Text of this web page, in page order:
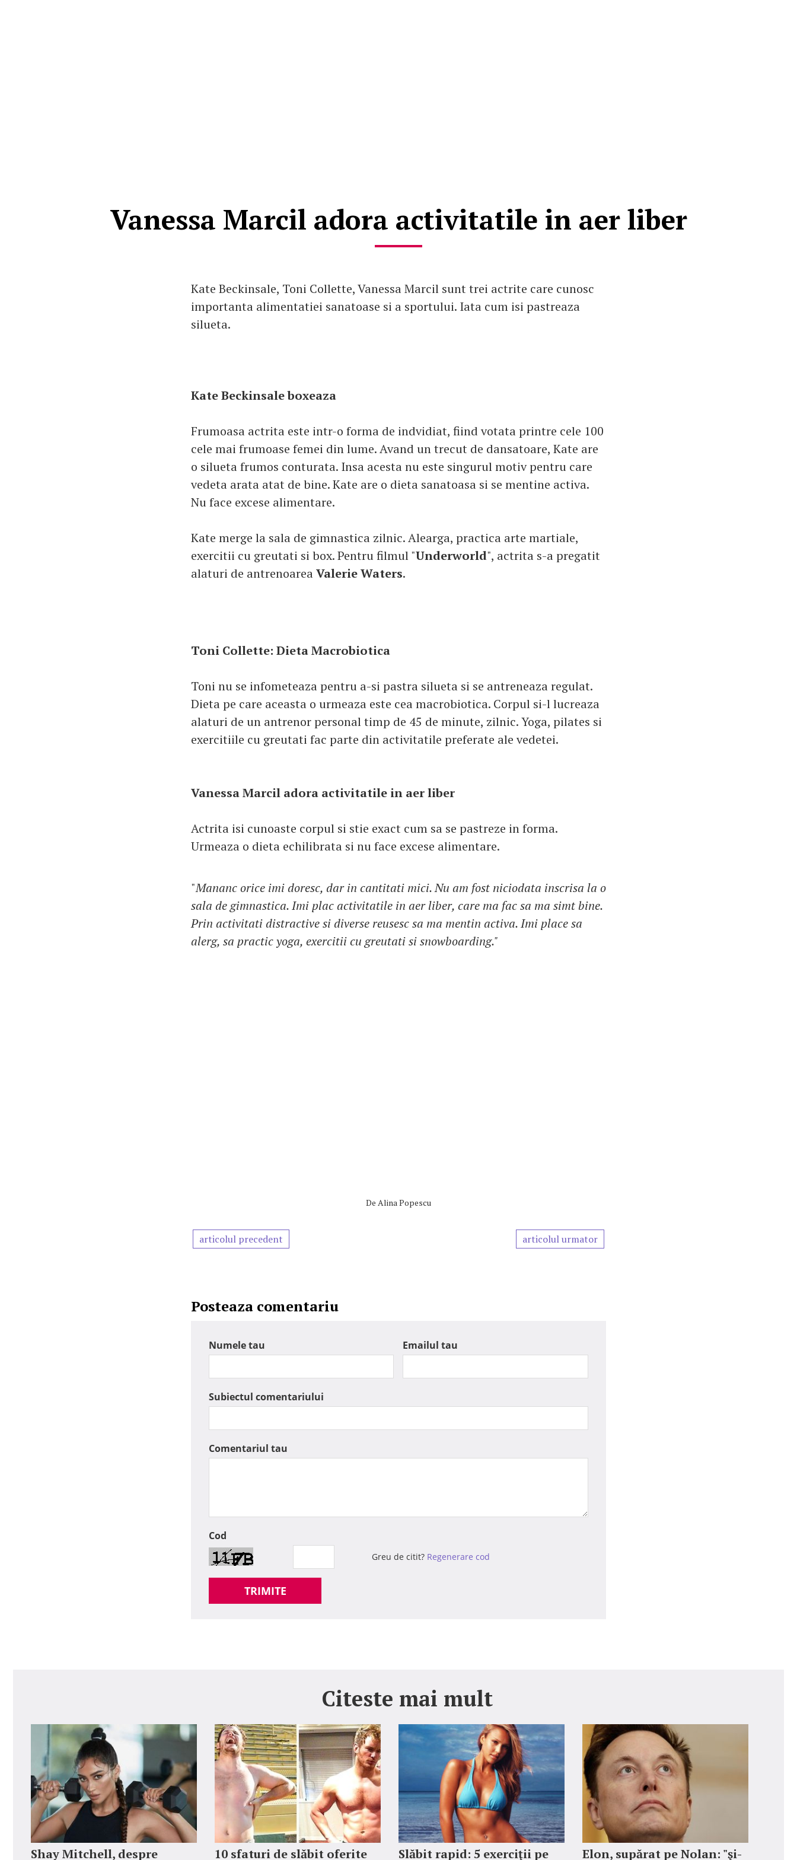
Vanessa Marcil adora activitatile in aer liber
Kate Beckinsale, Toni Collette, Vanessa Marcil sunt trei actrite care cunosc
importanta alimentatiei sanatoase si a sportului. Iata cum isi pastreaza
silueta.
Kate Beckinsale boxeaza
Frumoasa actrita este intr-o forma de indvidiat, fiind votata printre cele 100
cele mai frumoase femei din lume. Avand un trecut de dansatoare, Kate are
o silueta frumos conturata. Insa acesta nu este singurul motiv pentru care
vedeta arata atat de bine. Kate are o dieta sanatoasa si se mentine activa.
Nu face excese alimentare.
Kate merge la sala de gimnastica zilnic. Alearga, practica arte martiale,
exercitii cu greutati si box. Pentru filmul "Underworld", actrita s-a pregatit
alaturi de antrenoareaValerie Waters.
Toni Collette: Dieta Macrobiotica
Toni nu se infometeaza pentru a-si pastra silueta si se antreneaza regulat.
Dieta pe care aceasta o urmeaza este cea macrobiotica. Corpul si-l lucreaza
alaturi de un antrenor personal timp de 45 de minute, zilnic. Yoga, pilates si
exercitiile cu greutati fac parte din activitatile preferate ale vedetei.
Vanessa Marcil adora activitatile in aer liber
Actrita isi cunoaste corpul si stie exact cum sa se pastreze in forma.
Urmeaza o dieta echilibrata si nu face excese alimentare.
"Mananc orice imi doresc, dar in cantitati mici. Nu am fost niciodata inscrisa la o
sala de gimnastica. Imi plac activitatile in aer liber, care ma fac sa ma simt bine.
Prin activitati distractive si diverse reusesc sa ma mentin activa. Imi place sa
alerg, sa practic yoga, exercitii cu greutati si snowboarding."
De Alina Popescu
articolul precedent articolul urmator
Posteaza comentariu
Numele tau Emailul tau
Subiectul comentariului
Comentariul tau
Cod
Greu de citit? Regenerare cod
TRIMITE
Citeste mai mult
Shay Mitchell, despre 10 sfaturi de slăbit oferite Slăbit rapid: 5 exerciţii pe Elon, supărat pe Nolan: "şi-